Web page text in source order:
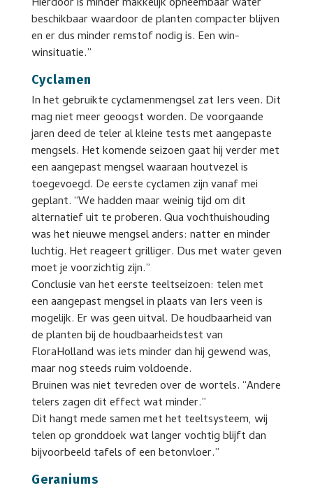
beschikbaar waardoor de planten compacter blijven
en er dus minder remstof nodig is. Een win-
winsituatie.”
Cyclamen
In het gebruikte cyclamenmengsel zat Iers veen. Dit
mag niet meer geoogst worden. De voorgaande
jaren deed de teler al kleine tests met aangepaste
mengsels. Het komende seizoen gaat hij verder met
een aangepast mengsel waaraan houtvezel is
toegevoegd. De eerste cyclamen zijn vanaf mei
geplant. “We hadden maar weinig tijd om dit
alternatief uit te proberen. Qua vochthuishouding
was het nieuwe mengsel anders: natter en minder
luchtig. Het reageert grilliger. Dus met water geven
moet je voorzichtig zijn.”
Conclusie van het eerste teeltseizoen: telen met
een aangepast mengsel in plaats van Iers veen is
mogelijk. Er was geen uitval. De houdbaarheid van
de planten bij de houdbaarheidstest van
FloraHolland was iets minder dan hij gewend was,
maar nog steeds ruim voldoende.
Bruinen was niet tevreden over de wortels. “Andere
telers zagen dit effect wat minder.”
Dit hangt mede samen met het teeltsysteem, wij
telen op gronddoek wat langer vochtig blijft dan
bijvoorbeeld tafels of een betonvloer.”
Geraniums